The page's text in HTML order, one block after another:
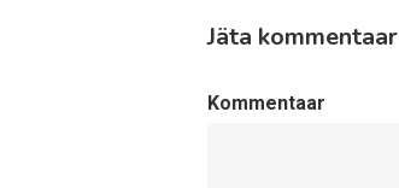
Jäta kommentaar
Kommentaar